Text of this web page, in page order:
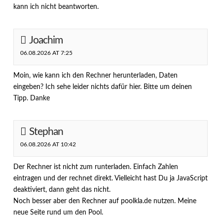
kann ich nicht beantworten.
Joachim
06.08.2026 AT 7:25
Moin, wie kann ich den Rechner herunterladen, Daten
eingeben? Ich sehe leider nichts dafür hier. Bitte um deinen
Tipp. Danke
Stephan
06.08.2026 AT 10:42
Der Rechner ist nicht zum runterladen. Einfach Zahlen
eintragen und der rechnet direkt. Vielleicht hast Du ja JavaScript
deaktiviert, dann geht das nicht.
Noch besser aber den Rechner auf poolkla.de nutzen. Meine
neue Seite rund um den Pool.